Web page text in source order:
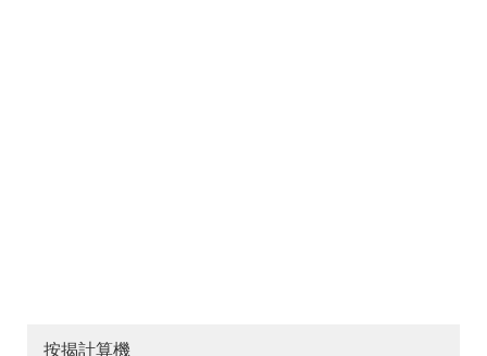
按揭計算機